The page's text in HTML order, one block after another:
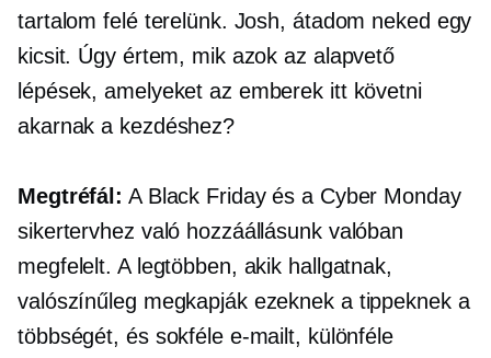
tartalom felé terelünk. Josh, átadom neked egy
kicsit. Úgy értem, mik azok az alapvető
lépések, amelyeket az emberek itt követni
akarnak a kezdéshez?
Megtréfál: A Black Friday és a Cyber ​​Monday
sikertervhez való hozzáállásunk valóban
megfelelt. A legtöbben, akik hallgatnak,
valószínűleg megkapják ezeknek a tippeknek a
többségét, és sokféle e-mailt, különféle